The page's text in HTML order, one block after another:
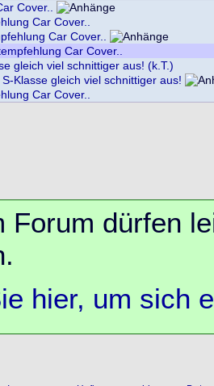
Cover..
Car Cover..
Car Cover..
Car Cover..
gleich viel schnittiger aus! (k.T.)
Klasse gleich viel schnittiger aus!
Car Cover..
Forum dürfen
hier, um sich